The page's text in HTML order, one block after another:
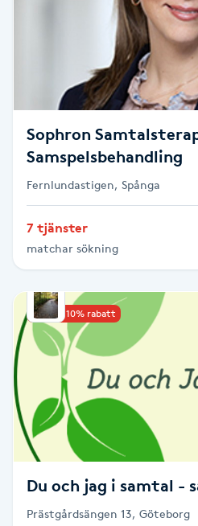
Reiki massage
Restorative Yoga
Rosacea
Rosenmetoden
Ryggmassage
S
Samtalsterapi
Senioryoga
Shiatsu
Sjukgymnastik
Sophron
Samspelsbehandling
Fernlundastigen, Spånga
7 tjänster
matchar sökning
Upp till 10% rabatt
Du och jag i samtal -
Prästgårdsängen 13, Göteborg